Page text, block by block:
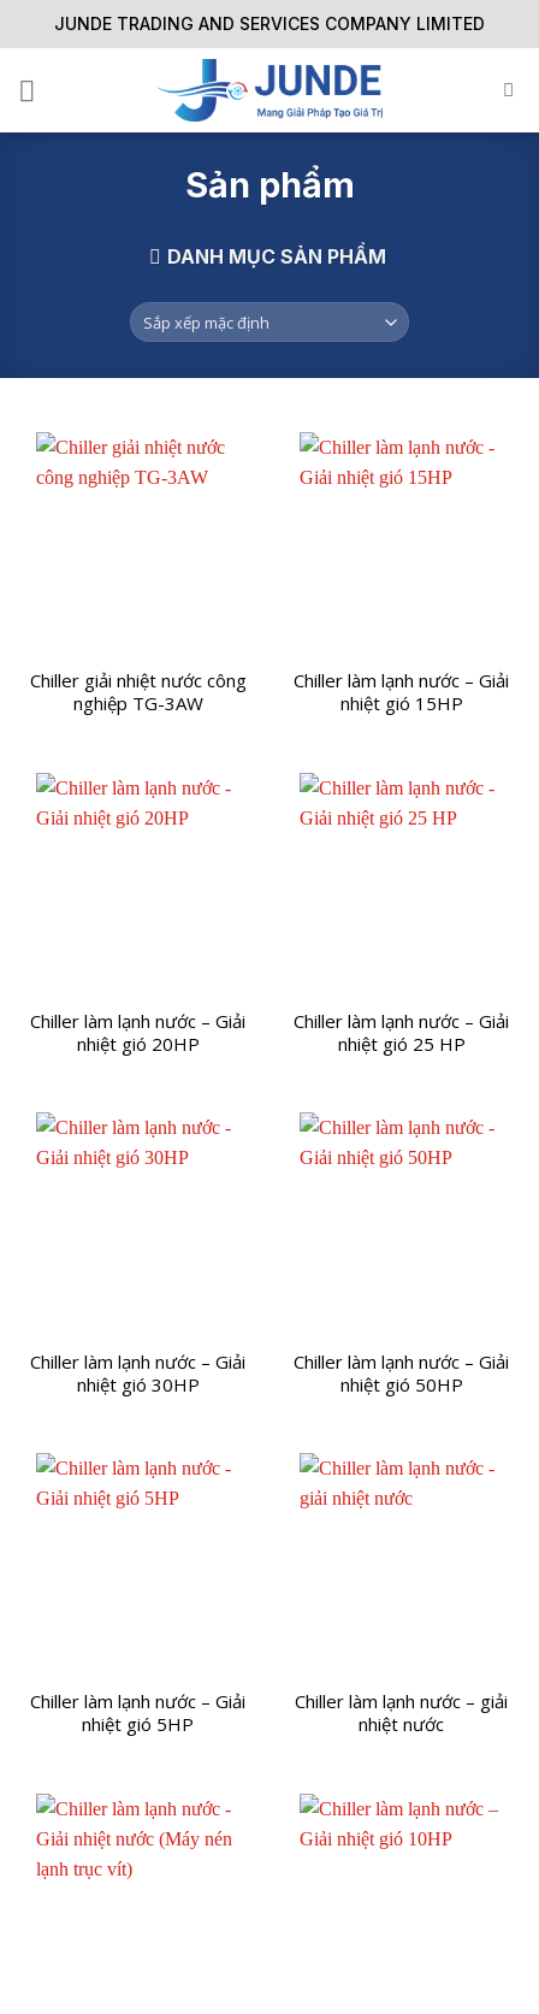
to
JUNDE TRADING AND SERVICES COMPANY LIMITED
Sản phẩm
DANH MỤC SẢN PHẨM
Chiller giải nhiệt nước công
nghiệp TG-3AW
Chiller làm lạnh nước – Giải
nhiệt gió 15HP
Chiller làm lạnh nước – Giải
nhiệt gió 20HP
Chiller làm lạnh nước – Giải
nhiệt gió 25 HP
Chiller làm lạnh nước – Giải
nhiệt gió 30HP
Chiller làm lạnh nước – Giải
nhiệt gió 50HP
Chiller làm lạnh nước – Giải
nhiệt gió 5HP
Chiller làm lạnh nước – giải
nhiệt nước